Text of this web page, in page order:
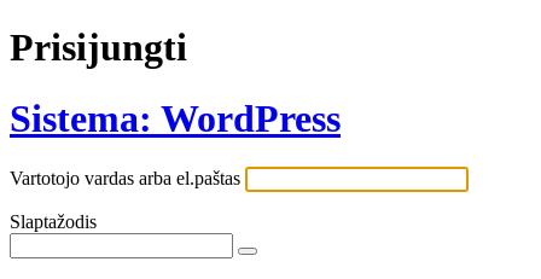
Prisijungti
Sistema: WordPress
Vartotojo vardas arba el.paštas
Slaptažodis